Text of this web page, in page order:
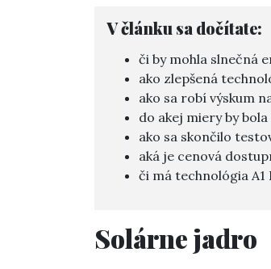
V článku sa dočítate:
či by mohla slnečná
ako zlepšená
ako sa robí výskum
do akej miery by
ako sa skončilo
aká je cenová
či má technológia A1
Solárne jadro